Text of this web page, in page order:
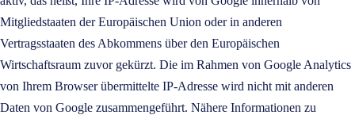
Mitgliedstaaten der Europäischen Union oder in anderen
Vertragsstaaten des Abkommens über den Europäischen
Wirtschaftsraum zuvor gekürzt. Die im Rahmen von Google Analytics
von Ihrem Browser übermittelte IP-Adresse wird nicht mit anderen
Daten von Google zusammengeführt. Nähere Informationen zu